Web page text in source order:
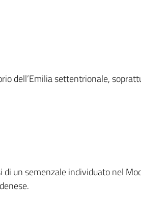
dell’Emilia settentrionale,
un semenzale individuato nel